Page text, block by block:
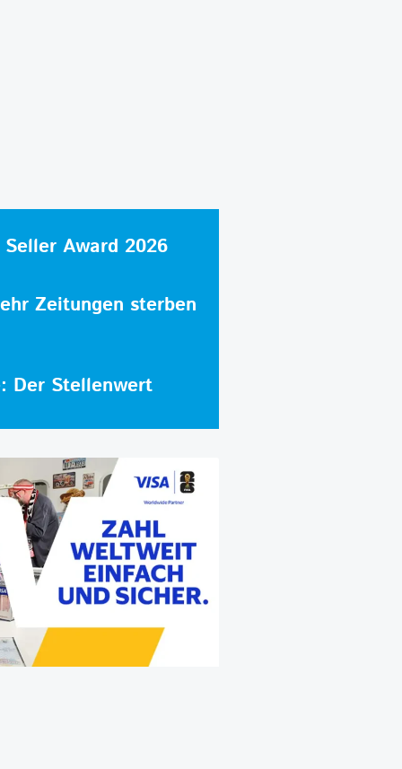
Award 2026
Zeitungen sterben
Der Stellenwert